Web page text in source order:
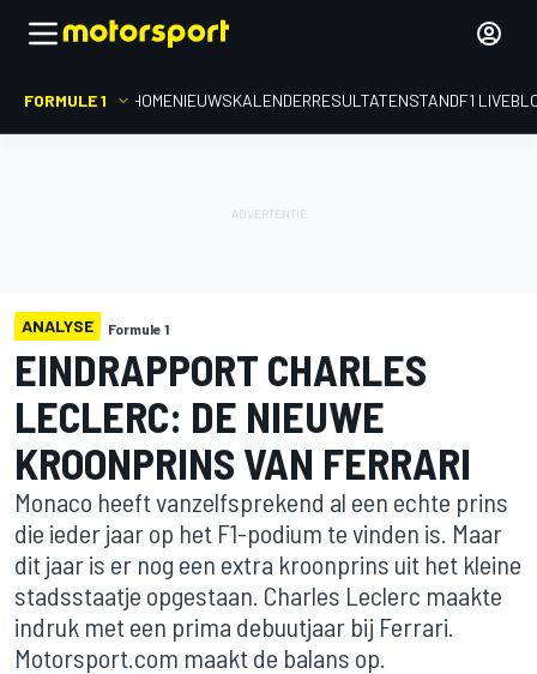
FORMULE 1 HOMENIEUWSKALENDERRESULTATENSTANDF1
ANALYSE Formule 1
EINDRAPPORT CHARLES
LECLERC: DE NIEUWE
KROONPRINS VAN FERRARI
Monaco heeft vanzelfsprekend al een echte prins
die ieder jaar op het F1-podium te vinden is. Maar
dit jaar is er nog een extra kroonprins uit het kleine
stadsstaatje opgestaan. Charles Leclerc maakte
indruk met een prima debuutjaar bij Ferrari.
Motorsport.com maakt de balans op.